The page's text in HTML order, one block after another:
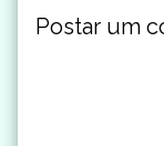
Postar um